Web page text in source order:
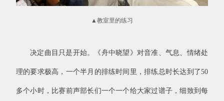
▲教室里的练习
决定曲目只是开始。《舟中晓望》对音准、气息、情绪处
理的要求极高，一个半月的排练时间里，排练总时长达到了50
多个小时，比赛前声部长们一个一个给大家过谱子，细致到每